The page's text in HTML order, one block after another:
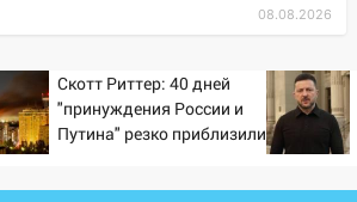
08.08.2026
Скотт Риттер: 40 дней
"принуждения России и
Путина" резко приблизили